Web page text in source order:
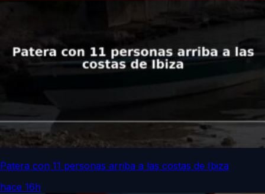
Patera con 11 personas arriba a las costas de Ibiza
hace 16h